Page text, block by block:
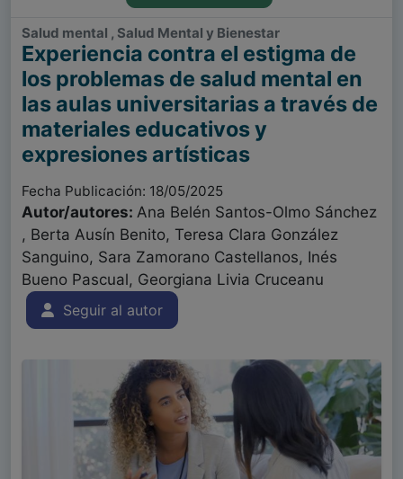
Salud mental , Salud Mental y Bienestar
Experiencia contra el estigma de
los problemas de salud mental en
las aulas universitarias a través de
materiales educativos y
expresiones artísticas
Fecha Publicación: 18/05/2025
Autor/autores: Ana Belén Santos-Olmo Sánchez
, Berta Ausín Benito, Teresa Clara González
Sanguino, Sara Zamorano Castellanos, Inés
Bueno Pascual, Georgiana Livia Cruceanu
Seguir al autor